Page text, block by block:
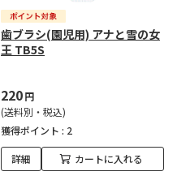
歯ブラシ(園児用) アナと雪の女
王 TB5S
220円
(送料別・税込)
獲得ポイント : 2
詳細 カートに入れる